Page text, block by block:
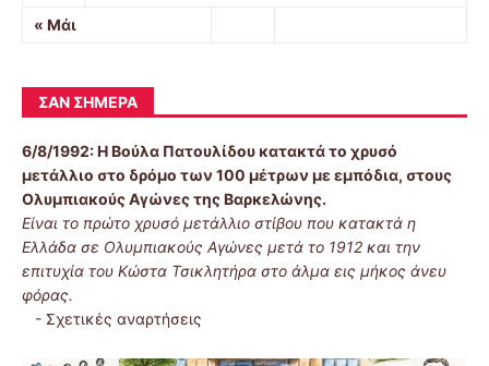
« Μάι
ΣΑΝ ΣΉΜΕΡΑ
6/8/1992:Η Βούλα Πατουλίδου κατακτά το χρυσό
μετάλλιο στο δρόμο των 100 μέτρων με εμπόδια, στους
Ολυμπιακούς Αγώνες της Βαρκελώνης.
Είναι το πρώτο χρυσό μετάλλιο στίβου που κατακτά η
Ελλάδα σε Ολυμπιακούς Αγώνες μετά το 1912 και την
επιτυχία του Κώστα Τσικλητήρα στο άλμα εις μήκος άνευ
φόρας.
- Σχετικές αναρτήσεις